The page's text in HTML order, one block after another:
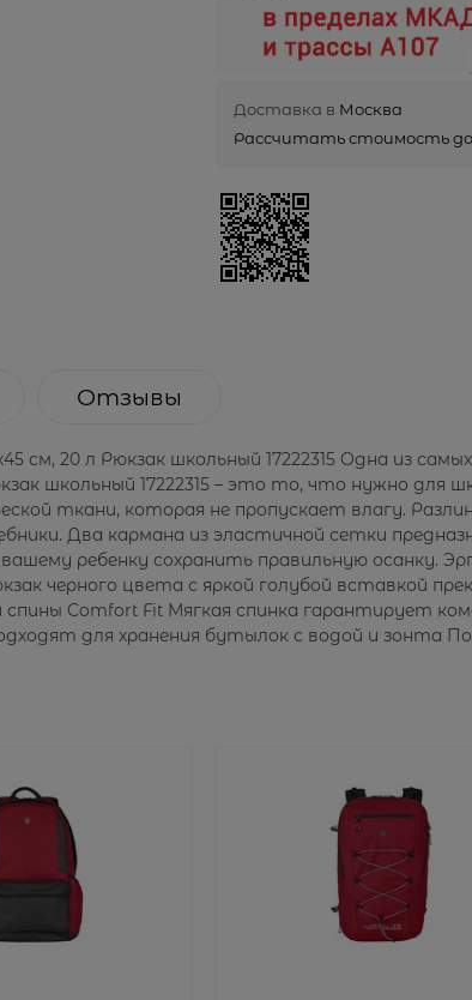
Доставка в Москва
Рассчитать стоимость
Отзывы
см, 20 л Рюкзак школьный 17222315 Одна из
школьный 17222315 – это то, что нужно для
ткани, которая не пропускает влагу.
Два кармана из эластичной сетки
ребенку сохранить правильную осанку.
черного цвета с яркой голубой вставкой
Comfort Fit Мягкая спинка гарантирует
для хранения бутылок с водой и зонта